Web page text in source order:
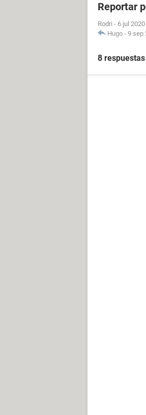
Reportar
Rodri - 6 jul
Hugo - 9 sep
8 respuestas